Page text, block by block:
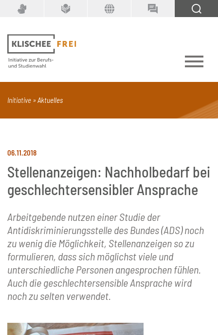
Suchbegriff
PDF Seite mit Video Alle Dokumenttypen
Initiative Aktuelles
06.11.2018
Stellenanzeigen: Nachholbedarf bei
geschlechtersensibler Ansprache
Arbeitgebende nutzen einer Studie der
Antidiskriminierungsstelle des Bundes (ADS) noch
zu wenig die Möglichkeit, Stellenanzeigen so zu
formulieren, dass sich möglichst viele und
unterschiedliche Personen angesprochen fühlen.
Auch die geschlechtersensible Ansprache wird
noch zu selten verwendet.